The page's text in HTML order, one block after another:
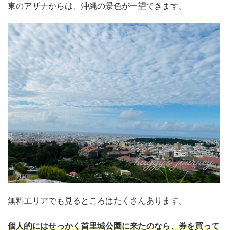
東のアザナからは、沖縄の景色が一望できます。
無料エリアでも見るところはたくさんあります。
個人的にはせっかく首里城公園に来たのなら、券を買って